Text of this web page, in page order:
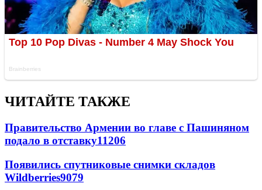
ЧИТАЙТЕ ТАКЖЕ
Правительство Армении во главе с Пашиняном
подало в отставку11206
Появились спутниковые снимки складов
Wildberries9079